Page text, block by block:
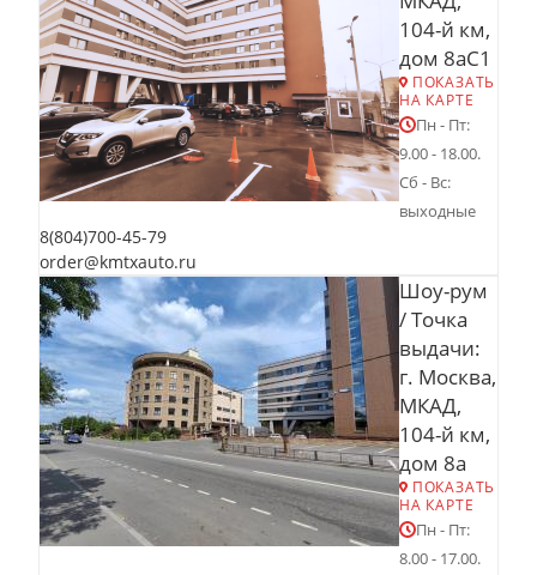
104-й км,
дом 8аС1
ПОКАЗАТЬ
НА КАРТЕ
Пн - Пт:
9.00 - 18.00.
Сб - Вс:
выходные
8(804)700-45-79
order@kmtxauto.ru
Шоу-рум
/ Точка
выдачи:
г. Москва,
МКАД,
104-й км,
дом 8а
ПОКАЗАТЬ
НА КАРТЕ
Пн - Пт:
8.00 - 17.00.